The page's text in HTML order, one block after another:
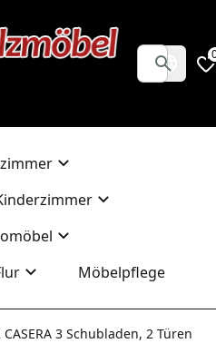
Möbelpflege
3 Schubladen, 2 Türen